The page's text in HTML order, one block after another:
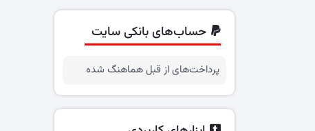
حساب‌های بانکی سایت
پرداخت‌های از قبل هماهنگ شده